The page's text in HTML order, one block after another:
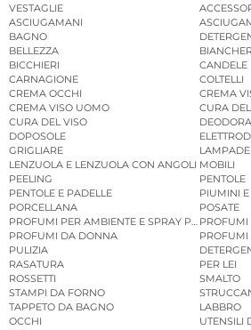
VESTAGLIE
ASCIUGAMANI
BAGNO
BELLEZZA
BICCHIERI
CANDELE
CARNAGIONE
COLTELLI
CREMA OCCHI
CREMA
CREMA VISO UOMO
CURA
CURA DEL VISO
DOPOSOLE
GRIGLIARE
LENZUOLA E LENZUOLA CON ANGOLI MOBILI
PEELING
PENTOLE
PENTOLE E PADELLE
PIUMINI E
PORCELLANA
POSATE
PROFUMI PER AMBIENTE E SPRAY PERPROFUMI
PROFUMI DA DONNA
PULIZIA
RASATURA
PER LEI
ROSSETTI
SMALTO
STAMPI DA FORNO
TAPPETO DA BAGNO
LABBRO
OCCHI
UTENSILI